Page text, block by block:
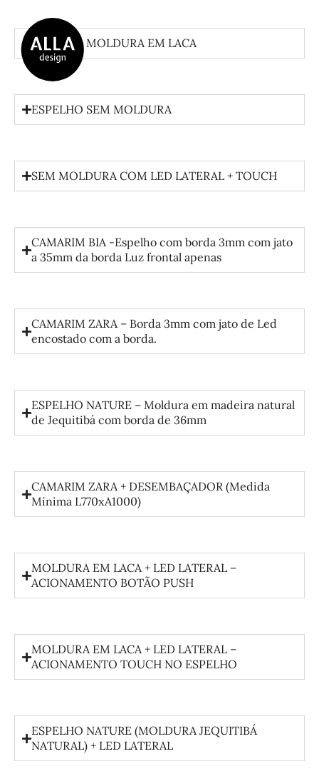
ESPELHO MOLDURA EM LACA
ESPELHO SEM MOLDURA
SEM MOLDURA COM LED LATERAL + TOUCH
CAMARIM BIA -Espelho com borda 3mm com jato
a 35mm da borda Luz frontal apenas
CAMARIM ZARA – Borda 3mm com jato de Led
encostado com a borda.
ESPELHO NATURE – Moldura em madeira natural
de Jequitibá com borda de 36mm
CAMARIM ZARA + DESEMBAÇADOR (Medida
Mínima L770xA1000)
MOLDURA EM LACA + LED LATERAL –
ACIONAMENTO BOTÃO PUSH
MOLDURA EM LACA + LED LATERAL –
ACIONAMENTO TOUCH NO ESPELHO
ESPELHO NATURE (MOLDURA JEQUITIBÁ
NATURAL) + LED LATERAL